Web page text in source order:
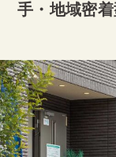
手・地域密